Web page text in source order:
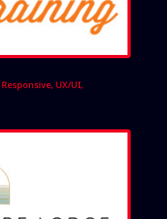
Responsive, UX/UI,